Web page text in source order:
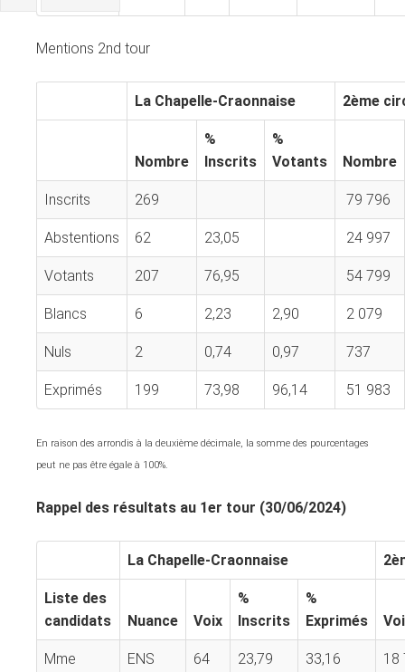
Mentions 2nd tour
La Chapelle-Craonnaise 2ème
Nombre
%
Inscrits
%
Votants
Nombre
Inscrits 269 79 796
Abstentions 62 23,05 24 997
Votants 207 76,95 54 799
Blancs 6 2,23 2,90 2 079
Nuls 2 0,74 0,97 737
Exprimés 199 73,98 96,14 51 983
En raison des arrondis à la deuxième décimale, la somme des pourcentages
peut ne pas être égale à 100%.
Rappel des résultats au 1er tour (30/06/2024)
La Chapelle-Craonnaise
Liste des
candidats
Nuance Voix
%
Inscrits
%
Exprimés
Mme
ENS 64 23,79 33,16 18